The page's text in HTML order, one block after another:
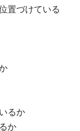
置づけている
るか
か